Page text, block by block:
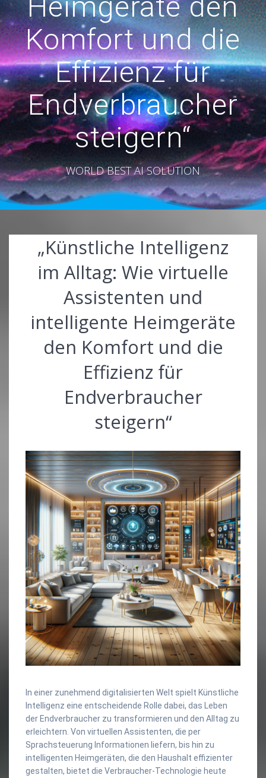
Komfort und die
Effizienz für
Endverbraucher
steigern“
WORLD BEST AI SOLUTION
„Künstliche Intelligenz
im Alltag: Wie virtuelle
Assistenten und
intelligente Heimgeräte
den Komfort und die
Effizienz für
Endverbraucher
steigern“
In einer zunehmend digitalisierten Welt spielt Künstliche
Intelligenz eine entscheidende Rolle dabei, das Leben
der Endverbraucher zu transformieren und den Alltag zu
erleichtern. Von virtuellen Assistenten, die per
Sprachsteuerung Informationen liefern, bis hin zu
intelligenten Heimgeräten, die den Haushalt effizienter
gestalten, bietet die Verbraucher-Technologie heute